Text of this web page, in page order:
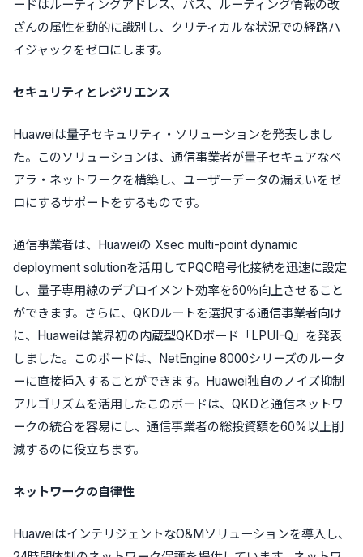
ードはルーティングアドレス、パス、ルーティング情報の改
ざんの属性を動的に識別し、クリティカルな状況での経路ハ
イジャックをゼロにします。
セキュリティとレジリエンス
Huaweiは量子セキュリティ・ソリューションを発表しまし
た。このソリューションは、通信事業者が量子セキュアなベ
アラ・ネットワークを構築し、ユーザーデータの漏えいをゼ
ロにするサポートをするものです。
通信事業者は、Huaweiの Xsec multi-point dynamic
deployment solutionを活用してPQC暗号化接続を迅速に設定
し、量子専用線のデプロイメント効率を60％向上させること
ができます。さらに、QKDルートを選択する通信事業者向け
に、Huaweiは業界初の内蔵型QKDボード「LPUI-Q」を発表
しました。このボードは、NetEngine 8000シリーズのルータ
ーに直接挿入することができます。Huawei独自のノイズ抑制
アルゴリズムを活用したこのボードは、QKDと通信ネットワ
ークの統合を容易にし、通信事業者の総投資額を60%以上削
減するのに役立ちます。
ネットワークの自律性
HuaweiはインテリジェントなO&Mソリューションを導入し、